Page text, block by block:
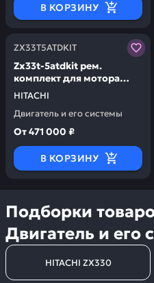
В КОРЗИНУ
ZX33T5ATDKIT
HITACHI
Zx33t-5atdkit рем.
комплект для мотора
хода (9281842, 9281841)
zx330-3/3g/5g HITACHI
ZX33T5ATDKIT
Двигатель и его системы
Заказывая запчасти у
От471 000 ₽
В КОРЗИНУ
Подборки
Двигатель и его
HITACHI ZX330